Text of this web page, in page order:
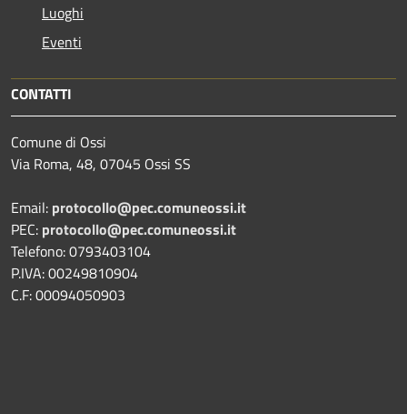
Luoghi
Eventi
CONTATTI
Comune di Ossi
Via Roma, 48, 07045 Ossi SS
Email: protocollo@pec.comuneossi.it
PEC: protocollo@pec.comuneossi.it
Telefono: 0793403104
P.IVA: 00249810904
C.F: 00094050903